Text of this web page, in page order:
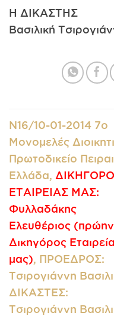
Η
Βασιλική
Ν16/10-01-2014 7ο
Μονομελές
Πρωτοδικείο
Ελλάδα,
ΕΤΑΙΡΕΙΑΣ ΜΑΣ:
Φυλλαδάκης
Ελευθέριος (πρώην
Δικηγόρος
μας), ΠΡΟΕΔΡΟΣ:
Τσιρογιάννη
ΔΙΚΑΣΤΕΣ:
Τσιρογιάννη